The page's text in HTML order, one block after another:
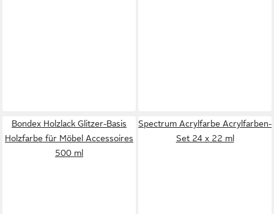
Bondex Holzlack Glitzer-Basis
Holzfarbe für Möbel Accessoires
500 ml
Spectrum Acrylfarbe Acrylfarben-
Set 24 x 22 ml